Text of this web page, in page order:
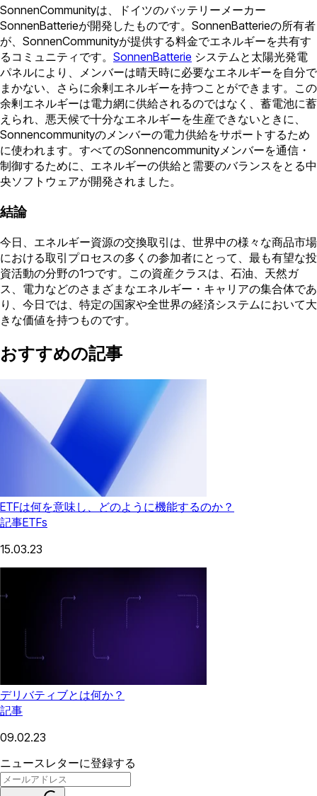
SonnenCommunityは、ドイツのバッテリーメーカー
SonnenBatterieが開発したものです。SonnenBatterieの所有者
が、SonnenCommunityが提供する料金でエネルギーを共有す
るコミュニティです。 SonnenBatterie システムと太陽光発電
パネルにより、メンバーは晴天時に必要なエネルギーを自分で
まかない、さらに余剰エネルギーを持つことができます。この
余剰エネルギーは電力網に供給されるのではなく、蓄電池に蓄
えられ、悪天候で十分なエネルギーを生産できないときに、
Sonnencommunityのメンバーの電力供給をサポートするため
に使われます。すべてのSonnencommunityメンバーを通信・
制御するために、エネルギーの供給と需要のバランスをとる中
央ソフトウェアが開発されました。
結論
今日、エネルギー資源の交換取引は、世界中の様々な商品市場
における取引プロセスの多くの参加者にとって、最も有望な投
資活動の分野の1つです。この資産クラスは、石油、天然ガ
ス、電力などのさまざまなエネルギー・キャリアの集合体であ
り、今日では、特定の国家や全世界の経済システムにおいて大
きな価値を持つものです。
おすすめの記事
ETFは何を意味し、どのように機能するのか？
記事ETFs
15.03.23
デリバティブとは何か？
記事
09.02.23
ニュースレターに登録する